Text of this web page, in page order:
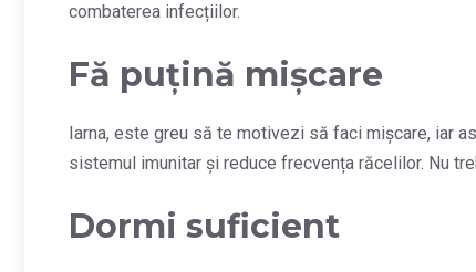
combaterea infecțiilor.
Fă puțină mișcare
Iarna, este greu să te motivezi să faci mișcare, iar
sistemul imunitar și reduce frecvența răcelilor. Nu
Dormi suficient